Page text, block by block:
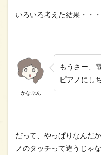
いろいろ考えた結果・・・
かなぶん
もうさー、
ピアノにし
だって、やっぱりなんだ
ノのタッチって違うじゃ